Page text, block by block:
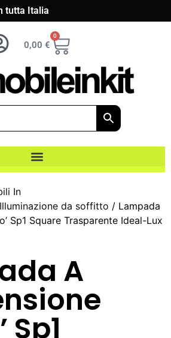
tutta Italia
0,00 €
0
In
Illuminazione da soffitto / Lampada
Sp1 Square Trasparente Ideal-Lux
A
Sp1